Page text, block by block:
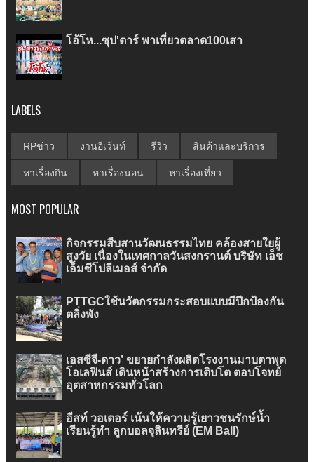
โอ้โห...ซุป'ตาร์ พาเที่ยวตลาด100เสา
LABELS
RPข่าว งานอีเว้นท์ รีวิว สินค้าและบริการ
หาเรื่องกิน หาเรื่องนอน หาเรื่องเที่ยว
MOST POPULAR
กิจกรรมสืบสานวัฒนธรรมไทย คล้องสายใยผู้
สูงวัย เนื่องในเทศกาลวันสงกรานต์ บริษัท เอ็ช
เอ็มซีโปลีเมอส์ จำกัด
PTTGCใช้นวัตกรรมกระสอบแบบมีปีกป้องกัน
ตลิ่งพัง
เอสซีจี-ดาว’ ขยายกำลังผลิตโรงงานมาบตาพุด
โอเลฟินส์ เดินหน้าสร้างการเติบโต ตอบโจทย์
อุตสาหกรรมทั่วโลก
อีสท์ วอเตอร์ เน้นให้ความรู้เยาวชนรักษ์น้ำ
เรียนรู้ทำ ลูกบอลจุลินทรีย์ (EM Ball)